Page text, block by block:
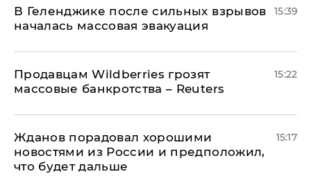
В Геленджике после сильных взрывов
началась массовая эвакуация
15:39
Продавцам Wildberries грозят
массовые банкротства – Reuters
15:22
Жданов порадовал хорошими
новостями из России и предположил,
что будет дальше
15:17